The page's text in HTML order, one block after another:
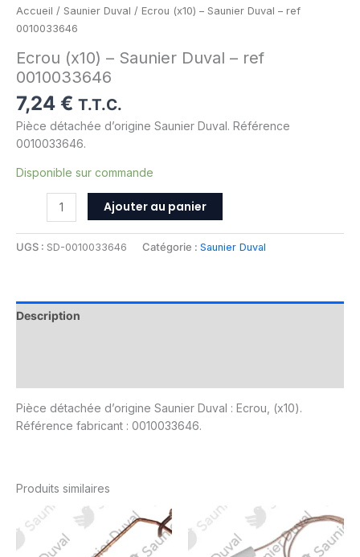
Accueil / Saunier Duval / Ecrou (x10) – Saunier Duval – ref
0010033646
Ecrou (x10) – Saunier Duval – ref
0010033646
7,24 € T.T.C.
Pièce détachée d’origine Saunier Duval. Référence
0010033646.
Disponible sur commande
Ajouter au panier
UGS : SD-0010033646 Catégorie : Saunier Duval
Description
Pièce détachée d’origine Saunier Duval : Ecrou, (x10).
Référence fabricant : 0010033646.
Produits similaires